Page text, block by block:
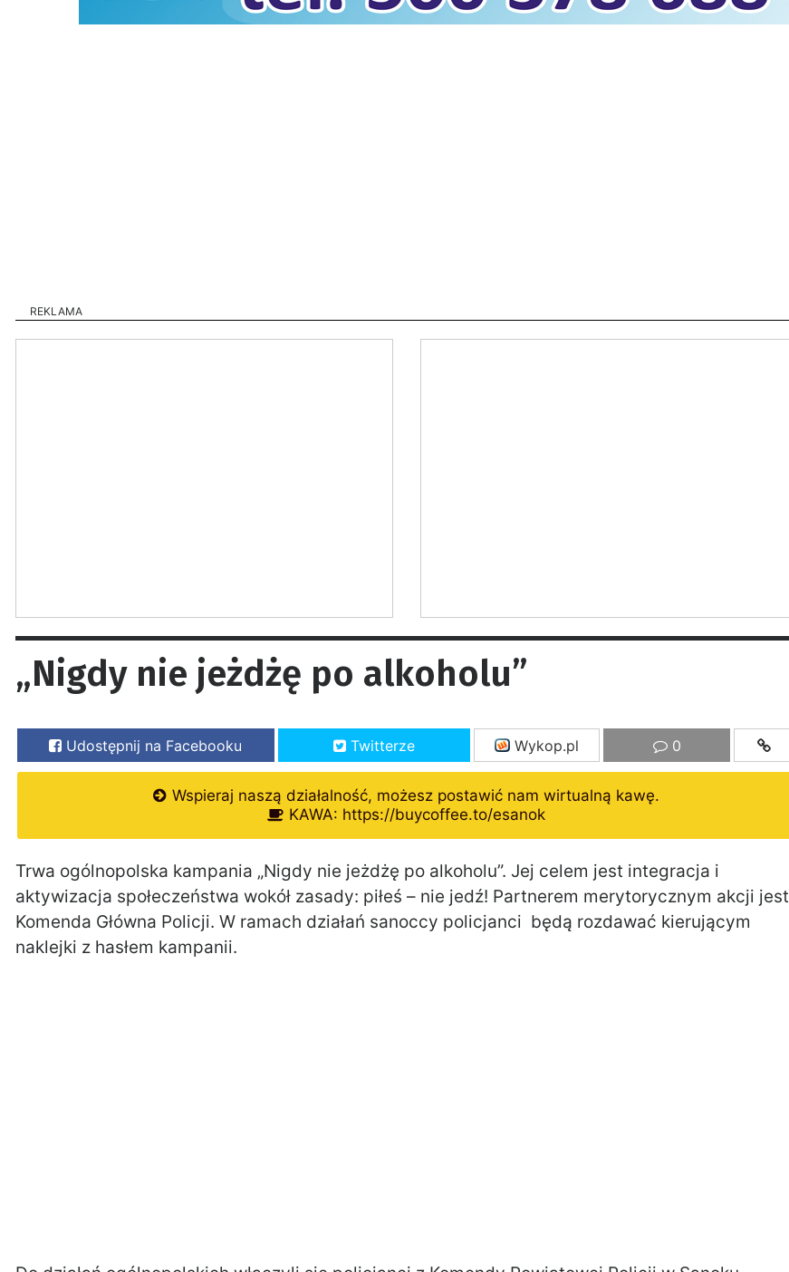
REKLAMA
„Nigdy nie jeżdżę po alkoholu”
Udostępnij na Facebooku Twitterze Wykop.pl 0
Wspieraj naszą działalność, możesz postawić nam wirtualną kawę.
KAWA: https://buycoffee.to/esanok
Trwa ogólnopolska kampania „Nigdy nie jeżdżę po alkoholu”. Jej celem jest integracja i
aktywizacja społeczeństwa wokół zasady: piłeś – nie jedź! Partnerem merytorycznym akcji jest
Komenda Główna Policji. W ramach działań sanoccy policjanci będą rozdawać kierującym
naklejki z hasłem kampanii.